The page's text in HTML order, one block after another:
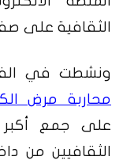
الثقافية على
ونشطت في
محاربة مرض
على جمع أكبر
الثقافيين من